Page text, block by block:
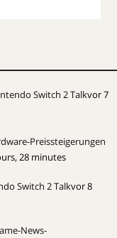
Switch 2 Talkvor 7
Preissteigerungen
28 minutes
Switch 2 Talkvor 8
News-